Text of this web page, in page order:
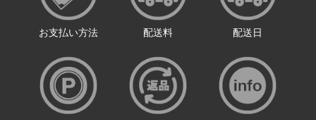
お支払い方法 配送料 配送日